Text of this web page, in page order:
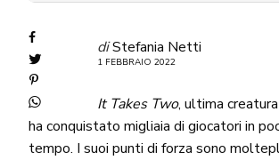
diStefania Netti
1 FEBBRAIO 2022
It Takes Two, ultima
ha conquistato migliaia di giocatori in
tempo. I suoi punti di forza sono